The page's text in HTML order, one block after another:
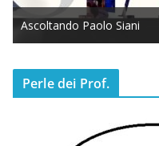
Ascoltando Paolo Siani
Perle dei Prof.